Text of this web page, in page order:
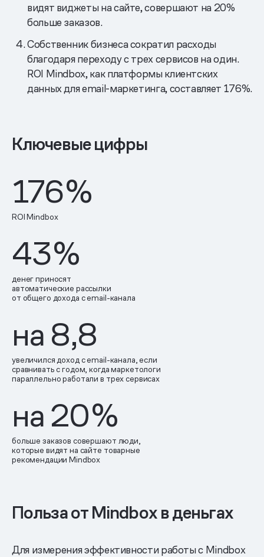
видят виджеты на сайте, совершают на 20%
больше заказов.
Собственник бизнеса сократил расходы
благодаря переходу с трех сервисов на один.
ROI Mindbox, как платформы клиентских
данных для email-маркетинга, составляет 176%.
Ключевые цифры
176%
ROI Mindbox
43%
денег приносят
автоматические рассылки
от общего дохода с email-канала
на 8,8
увеличился доход с email-канала, если
сравнивать с годом, когда маркетологи
параллельно работали в трех сервисах
на 20%
больше заказов совершают люди,
которые видят на сайте товарные
рекомендации Mindbox
Польза от Mindbox в деньгах
Для измерения эффективности работы с Mindbox